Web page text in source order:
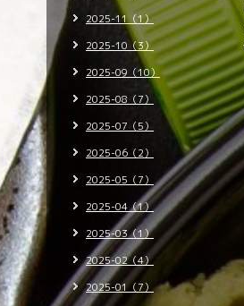
2025-11（1）
2025-10（3）
2025-09（10）
2025-08（7）
2025-07（5）
2025-06（2）
2025-05（7）
2025-04（1）
2025-03（1）
2025-02（4）
2025-01（7）